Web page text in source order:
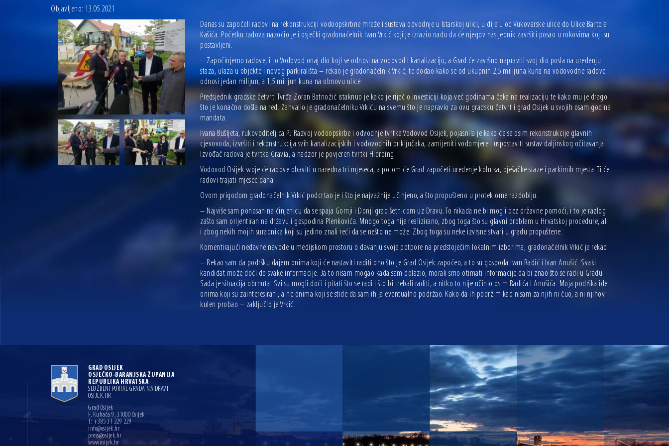
Objavljeno: 13.05.2021
Danas su započeli radovi na rekonstrukciji vodoopskrbne mreže i sustava odvodnje u Istarskoj ulici, u dijelu od Vukovarske ulice do Ulice Bartola
Kašića. Početku radova nazočio je i osječki gradonačelnik Ivan Vrkić koji je izrazio nadu da će njegov nasljednik završiti posao u rokovima koji su
postavljeni.
– Započinjemo radove, i to Vodovod onaj dio koji se odnosi na vodovod i kanalizaciju, a Grad će završno napraviti svoj dio posla na uređenju
staza, ulaza u objekte i novog parkirališta – rekao je gradonačelnik Vrkić, te dodao kako se od ukupnih 2,5 milijuna kuna na vodovodne radove
odnosi jedan milijun, a 1,5 milijun kuna na obnovu ulice.
Predsjednik gradske četvrti Tvrđa Zoran Batnožić istaknuo je kako je riječ o investiciji koja već godinama čeka na realizaciju te kako mu je drago
što je konačno došla na red. Zahvalio je gradonačelniku Vrkiću na svemu što je napravio za ovu gradsku četvrt i grad Osijek u svojih osam godina
mandata.
Ivana Bušljeta, rukovoditeljica PJ Razvoj vodoopskrbe i odvodnje tvrtke Vodovod Osijek, pojasnila je kako će se osim rekonstrukcije glavnih
cjevovoda, izvršiti i rekonstrukcija svih kanalizacijskih i vodovodnih priključaka, zamijeniti vodomjere i uspostaviti sustav daljinskog očitavanja.
Izvođač radova je tvrtka Gravia, a nadzor je povjeren tvrtki Hidroing.
Vodovod Osijek svoje će radove obaviti u naredna tri mjeseca, a potom će Grad započeti uređenje kolnika, pješačke staze i parkirnih mjesta. Ti će
radovi trajati mjesec dana.
Ovom prigodom gradonačelnik Vrkić podcrtao je i što je najvažnije učinjeno, a što propušteno u proteklome razdoblju.
– Najviše sam ponosan na činjenicu da se spaja Gornji i Donji grad šetnicom uz Dravu. To nikada ne bi mogli bez državne pomoći, i to je razlog
zašto sam orijentiran na državu i gospodina Plenkovića. Mnogo toga nije realizirano, zbog toga što su glavni problem u Hrvatskoj procedure, ali
i zbog nekih mojih suradnika koji su jedino znali reći da se nešto ne može. Zbog toga su neke izvrsne stvari u gradu propuštene.
Komentirajući nedavne navode u medijskom prostoru o davanju svoje potpore na predstojećim lokalnim izborima, gradonačelnik Vrkić je rekao:
– Rekao sam da podršku dajem onima koji će nastaviti raditi ono što je Grad Osijek započeo, a to su gospoda Ivan Radić i Ivan Anušić. Svaki
kandidat može doći do svake informacije. Ja to nisam mogao kada sam dolazio, morali smo otimati informacije da bi znao što se radi u Gradu.
Sada je situacija obrnuta. Svi su mogli doći i pitati što se radi i što bi trebali raditi, a nitko to nije učinio osim Radića i Anušića. Moja podrška ide
onima koji su zainteresirani, a ne onima koji se stide da sam ih ja eventualno podržao. Kako da ih podržim kad nisam za njih ni čuo, a ni njihov
kulen probao – zaključio je Vrkić.
GRAD OSIJEK
OSJEČKO-BARANJSKA ŽUPANIJA
REPUBLIKA HRVATSKA
SLUŽBENI PORTAL GRADA NA DRAVI
OSIJEK.HR
Grad Osijek
F. Kuhača 9, 31000 Osijek
T: +385 31 229 229
info@osijek.hr
press@osijek.hr
www.osijek.hr